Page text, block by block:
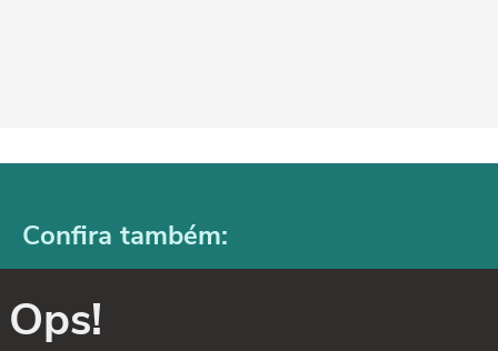
Confira também:
Ops!